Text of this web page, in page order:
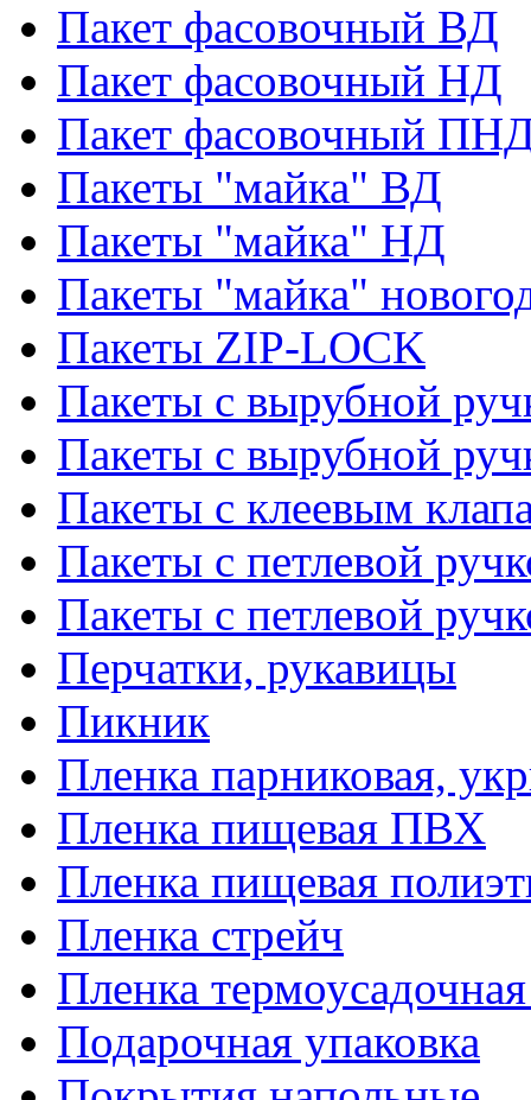
Пакет фасовочный ВД
Пакет фасовочный НД
Пакет фасовочный
Пакеты "майка" ВД
Пакеты "майка" НД
Пакеты "майка"
Пакеты ZIP-LOCK
Пакеты с вырубной
Пакеты с вырубной
Пакеты с клеевым
Пакеты с петлевой
Пакеты с петлевой
Перчатки, рукавицы
Пикник
Пленка парниковая,
Пленка пищевая ПВХ
Пленка пищевая
Пленка стрейч
Пленка
Подарочная упаковка